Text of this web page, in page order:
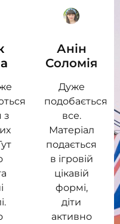
з
Анін
Соломія
Дуже
подобається
все.
Матеріал
подається
в ігровій
цікавій
формі,
діти
активно